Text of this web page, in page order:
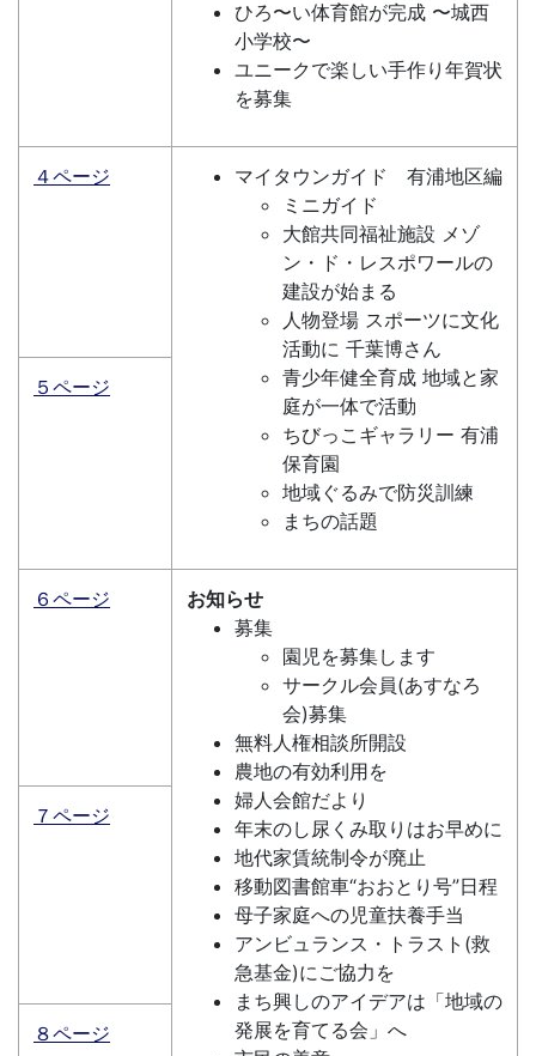
ひろ〜い体育館が完成 〜城西
小学校〜
ユニークで楽しい手作り年賀状
を募集
４ページ
マイタウンガイド 有浦地区編
ミニガイド
大館共同福祉施設 メゾ
ン・ド・レスポワールの
建設が始まる
人物登場 スポーツに文化
活動に 千葉博さん
青少年健全育成 地域と家
庭が一体で活動
ちびっこギャラリー 有浦
保育園
地域ぐるみで防災訓練
まちの話題
５ページ
６ページ
お知らせ
募集
園児を募集します
サークル会員(あすなろ
会)募集
無料人権相談所開設
農地の有効利用を
婦人会館だより
年末のし尿くみ取りはお早めに
地代家賃統制令が廃止
移動図書館車“おおとり号”日程
母子家庭への児童扶養手当
アンビュランス・トラスト(救
急基金)にご協力を
まち興しのアイデアは「地域の
発展を育てる会」へ
７ページ
８ページ